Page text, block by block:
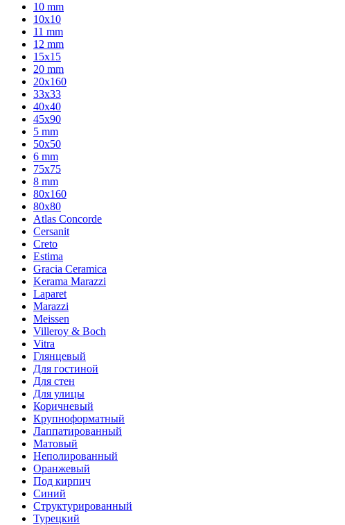
10 mm
10x10
11 mm
12 mm
15x15
20 mm
20х160
33x33
40х40
45x90
5 mm
50x50
6 mm
75х75
8 mm
80x160
80x80
Atlas Concorde
Cersanit
Creto
Estima
Gracia Ceramica
Kerama Marazzi
Laparet
Marazzi
Meissen
Villeroy & Boch
Vitra
Глянцевый
Для гостиной
Для стен
Для улицы
Коричневый
Крупноформатный
Лаппатированный
Матовый
Неполированный
Оранжевый
Под кирпич
Синий
Структурированный
Турецкий